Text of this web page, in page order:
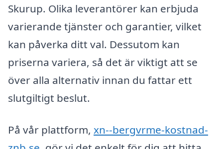
Skurup. Olika leverantörer kan erbjuda
varierande tjänster och garantier, vilket
kan påverka ditt val. Dessutom kan
priserna variera, så det är viktigt att se
över alla alternativ innan du fattar ett
slutgiltigt beslut.
På vår plattform, xn--bergvrme-kostnad-